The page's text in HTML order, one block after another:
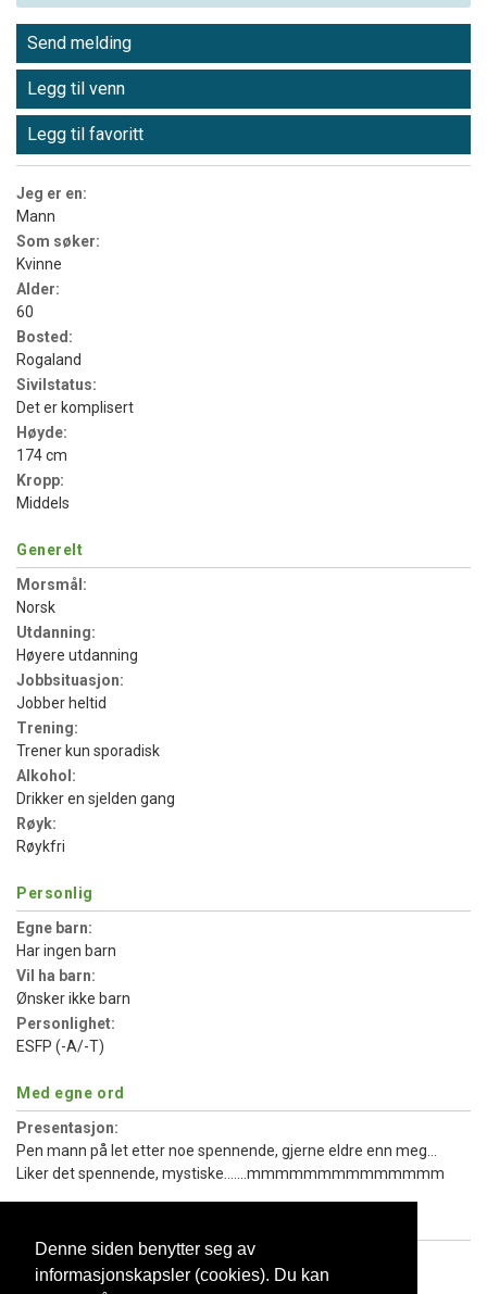
Denne siden benytter seg av
informasjonskapsler (cookies). Du kan
Send melding
Legg til venn
Legg til favoritt
Jeg er en:
Mann
Som søker:
Kvinne
Alder:
60
Bosted:
Rogaland
Sivilstatus:
Det er komplisert
Høyde:
174 cm
Kropp:
Middels
Generelt
Morsmål:
Norsk
Utdanning:
Høyere utdanning
Jobbsituasjon:
Jobber heltid
Trening:
Trener kun sporadisk
Alkohol:
Drikker en sjelden gang
Røyk:
Røykfri
Personlig
Egne barn:
Har ingen barn
Vil ha barn:
Ønsker ikke barn
Personlighet:
ESFP (-A/-T)
Med egne ord
Presentasjon:
Pen mann på let etter noe spennende, gjerne eldre enn meg...
Liker det spennende, mystiske.......mmmmmmmmmmmmmm
Type relasjon:
Flørt som kan utvikle seg